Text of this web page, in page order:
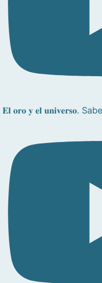
𝐄𝐥 𝐨𝐫𝐨 𝐲 𝐞𝐥 𝐮𝐧𝐢𝐯𝐞𝐫𝐬𝐨.